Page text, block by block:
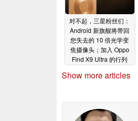
对不起，三星粉丝们：
Android 新旗舰将带回
您失去的 10 倍光学变
焦摄像头；加入 Oppo
Find X9 Ultra 的行列
Show more articles